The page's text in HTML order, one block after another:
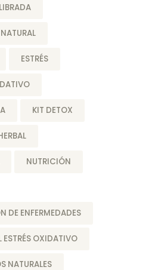
ESTRÉS
KIT DETOX
NUTRICIÓN
DE ENFERMEDADES
ESTRÉS OXIDATIVO
NATURALES